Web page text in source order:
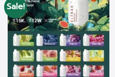
Sale!